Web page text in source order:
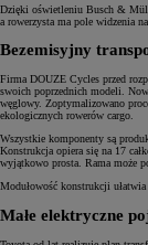
Dzięki oświetleniu Busch &
a rowerzysta ma pole widzenia
Bezemisyjny
Firma DOUZE Cycles przed
swoich poprzednich modeli.
węglowy. Zoptymalizowano
ekologicznych rowerów cargo.
Wszystkie komponenty są
Konstrukcja opiera się na 17
wyjątkowo prosta. Rama może
Modułowość konstrukcji
Małe elektryczne